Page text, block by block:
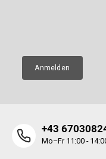
Anmelden
+43
Mo–Fr 11:00 -